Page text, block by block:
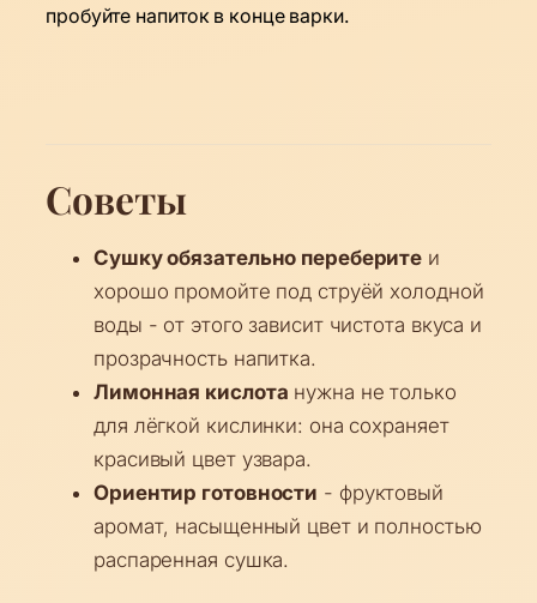
пробуйте напиток в конце варки.
Советы
Сушку обязательно переберите и
хорошо промойте под струёй холодной
воды - от этого зависит чистота вкуса и
прозрачность напитка.
Лимонная кислота нужна не только
для лёгкой кислинки: она сохраняет
красивый цвет узвара.
Ориентир готовности - фруктовый
аромат, насыщенный цвет и полностью
распаренная сушка.